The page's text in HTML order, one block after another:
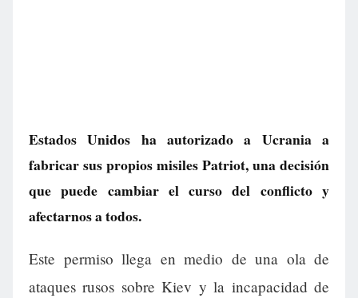
Estados Unidos ha autorizado a Ucrania a
fabricar sus propios misiles Patriot, una decisión
que puede cambiar el curso del conflicto y
afectarnos a todos.
Este permiso llega en medio de una ola de
ataques rusos sobre Kiev y la incapacidad de